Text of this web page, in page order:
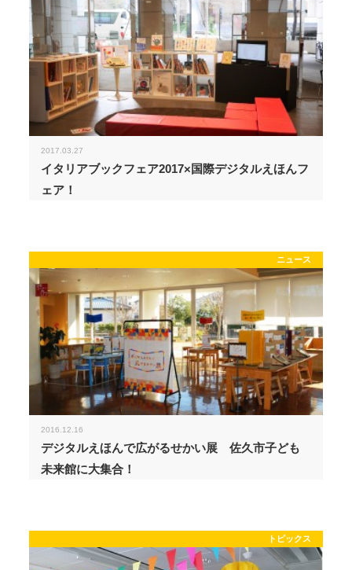
2017.03.27
イタリアブックフェア2017×国際デジタルえほんフ
ェア！
ニュース
2016.12.16
デジタルえほんで広がるせかい展 佐久市子ども
未来館に大集合！
トピックス